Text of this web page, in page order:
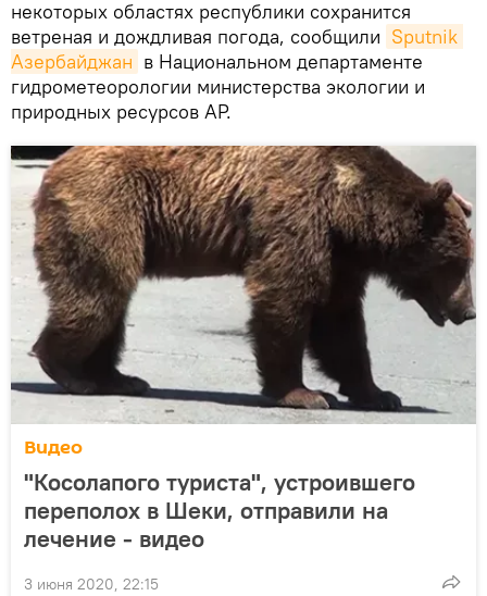
некоторых областях республики сохранится
ветреная и дождливая погода, сообщили Sputnik
Азербайджан в Национальном департаменте
гидрометеорологии министерства экологии и
природных ресурсов АР.
Видео
"Косолапого туриста", устроившего
переполох в Шеки, отправили на
лечение - видео
3 июня 2020, 22:15